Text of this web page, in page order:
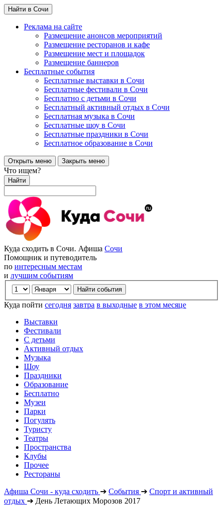
Найти в Сочи
Реклама на сайте
Размещение анонсов мероприятий
Размещение ресторанов и кафе
Размещение мест и площадок
Размещение баннеров
Бесплатные события
Бесплатные выставки в Сочи
Бесплатные фестивали в Сочи
Бесплатно с детьми в Сочи
Бесплатный активный отдых в Сочи
Бесплатная музыка в Сочи
Бесплатные шоу в Сочи
Бесплатные праздники в Сочи
Бесплатное образование в Сочи
Открыть меню Закрыть меню
Что ищем?
Найти
Куда сходить в Сочи. Афиша Сочи
Помощник и путеводитель
по интересным местам
и лучшим событиям
Куда пойти сегодня завтра в выходные в этом месяце
Выставки
Фестивали
С детьми
Активный отдых
Музыка
Шоу
Праздники
Образование
Бесплатно
Музеи
Парки
Погулять
Туристу
Театры
Пространства
Клубы
Прочее
Рестораны
Афиша Сочи - куда сходить ➔ События ➔ Спорт и активный
отдых ➔ День Летающих Морозов 2017